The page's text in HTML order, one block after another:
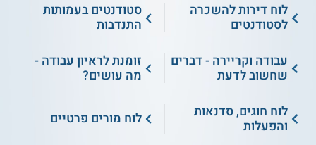
לוח דירות להשכרה
לסטודנטים
סטודנטים בעמותות
התנדבות
עבודה וקריירה - דברים
שחשוב לדעת
זומנת לראיון עבודה -
מה עושים?
לוח חוגים, סדנאות
והפעלות
לוח מורים פרטיים